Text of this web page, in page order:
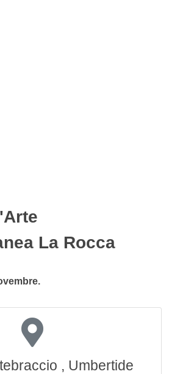
La Rocca
, Umbertide